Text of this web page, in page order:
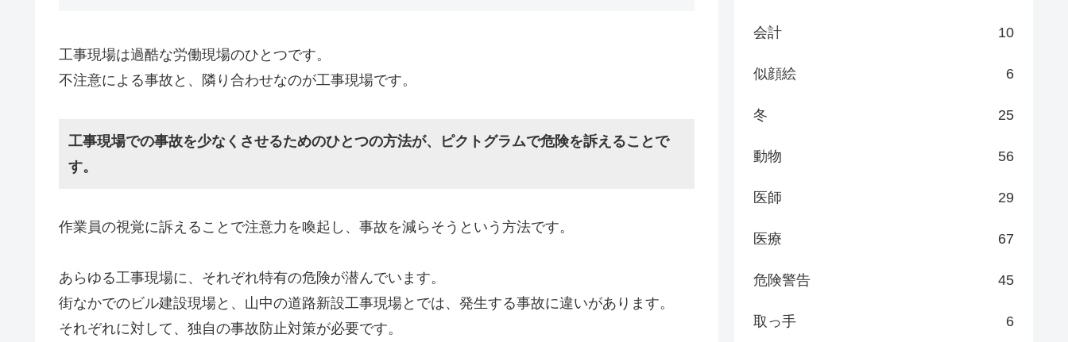
工事現場は過酷な労働現場のひとつです。
不注意による事故と、隣り合わせなのが工事現場です。
工事現場での事故を少なくさせるためのひとつの方法が、ピクトグラムで危険を訴えることで
す。
作業員の視覚に訴えることで注意力を喚起し、事故を減らそうという方法です。
あらゆる工事現場に、それぞれ特有の危険が潜んでいます。
街なかでのビル建設現場と、山中の道路新設工事現場とでは、発生する事故に違いがあります。
それぞれに対して、独自の事故防止対策が必要です。
会計 10
似顔絵 6
冬 25
動物 56
医師 29
医療 67
危険警告 45
取っ手 6